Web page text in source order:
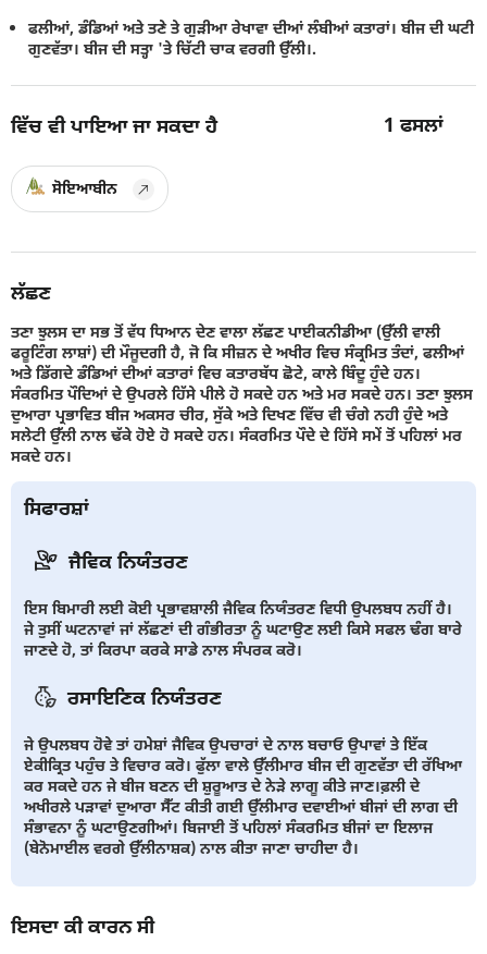
ਫਲੀਆਂ, ਡੰਡਿਆਂ ਅਤੇ ਤਣੇ ਤੇ ਗੁੜੀਆ ਰੇਖਾਵਾ ਦੀਆਂ ਲੰਬੀਆਂ ਕਤਾਰਾਂ। ਬੀਜ ਦੀ ਘਟੀ
ਗੁਣਵੱਤਾ। ਬੀਜ ਦੀ ਸਤ੍ਹਾ 'ਤੇ ਚਿੱਟੀ ਚਾਕ ਵਰਗੀ ਉੱਲੀ।.
ਵਿੱਚ ਵੀ ਪਾਇਆ ਜਾ ਸਕਦਾ ਹੈ 1ਫਸਲਾਂ
ਸੋਇਆਬੀਨ
ਲੱਛਣ
ਤਣਾ ਝੁਲਸ ਦਾ ਸਭ ਤੋਂ ਵੱਧ ਧਿਆਨ ਦੇਣ ਵਾਲਾ ਲੱਛਣ ਪਾਈਕਨੀਡੀਆ (ਉੱਲੀ ਵਾਲੀ
ਫਰੂਟਿੰਗ ਲਾਸ਼ਾਂ) ਦੀ ਮੌਜੂਦਗੀ ਹੈ, ਜੋ ਕਿ ਸੀਜ਼ਨ ਦੇ ਅਖੀਰ ਵਿਚ ਸੰਕ੍ਰਮਿਤ ਤੰਦਾਂ, ਫਲੀਆਂ
ਅਤੇ ਡਿੱਗਦੇ ਡੰਡਿਆਂ ਦੀਆਂ ਕਤਾਰਾਂ ਵਿਚ ਕਤਾਰਬੱਧ ਛੋਟੇ, ਕਾਲੇ ਬਿੰਦੂ ਹੁੰਦੇ ਹਨ।
ਸੰਕਰਮਿਤ ਪੌਦਿਆਂ ਦੇ ਉਪਰਲੇ ਹਿੱਸੇ ਪੀਲੇ ਹੋ ਸਕਦੇ ਹਨ ਅਤੇ ਮਰ ਸਕਦੇ ਹਨ। ਤਣਾ ਝੁਲਸ
ਦੁਆਰਾ ਪ੍ਰਭਾਵਿਤ ਬੀਜ ਅਕਸਰ ਚੀਰ, ਸੁੱਕੇ ਅਤੇ ਦਿਖਣ ਵਿੱਚ ਵੀ ਚੰਗੇ ਨਹੀ ਹੁੰਦੇ ਅਤੇ
ਸਲੇਟੀ ਉੱਲੀ ਨਾਲ ਢੱਕੇ ਹੋਏ ਹੋ ਸਕਦੇ ਹਨ। ਸੰਕਰਮਿਤ ਪੌਦੇ ਦੇ ਹਿੱਸੇ ਸਮੇਂ ਤੋਂ ਪਹਿਲਾਂ ਮਰ
ਸਕਦੇ ਹਨ।
ਸਿਫਾਰਸ਼ਾਂ
ਜੈਵਿਕ ਨਿਯੰਤਰਣ
ਇਸ ਬਿਮਾਰੀ ਲਈ ਕੋਈ ਪ੍ਰਭਾਵਸ਼ਾਲੀ ਜੈਵਿਕ ਨਿਯੰਤਰਣ ਵਿਧੀ ਉਪਲਬਧ ਨਹੀਂ ਹੈ।
ਜੇ ਤੁਸੀਂ ਘਟਨਾਵਾਂ ਜਾਂ ਲੱਛਣਾਂ ਦੀ ਗੰਭੀਰਤਾ ਨੂੰ ਘਟਾਉਣ ਲਈ ਕਿਸੇ ਸਫਲ ਢੰਗ ਬਾਰੇ
ਜਾਣਦੇ ਹੋ, ਤਾਂ ਕਿਰਪਾ ਕਰਕੇ ਸਾਡੇ ਨਾਲ ਸੰਪਰਕ ਕਰੋ।
ਰਸਾਇਣਿਕ ਨਿਯੰਤਰਣ
ਜੇ ਉਪਲਬਧ ਹੋਵੇ ਤਾਂ ਹਮੇਸ਼ਾਂ ਜੈਵਿਕ ਉਪਚਾਰਾਂ ਦੇ ਨਾਲ ਬਚਾਓ ਉਪਾਵਾਂ ਤੇ ਇੱਕ
ਏਕੀਕ੍ਰਿਤ ਪਹੁੰਚ ਤੇ ਵਿਚਾਰ ਕਰੋ। ਫੁੱਲਾ ਵਾਲੇ ਉੱਲੀਮਾਰ ਬੀਜ ਦੀ ਗੁਣਵੱਤਾ ਦੀ ਰੱਖਿਆ
ਕਰ ਸਕਦੇ ਹਨ ਜੇ ਬੀਜ ਬਣਨ ਦੀ ਸ਼ੁਰੂਆਤ ਦੇ ਨੇੜੇ ਲਾਗੂ ਕੀਤੇ ਜਾਣ।ਫ਼ਲੀ ਦੇ
ਅਖੀਰਲੇ ਪੜਾਵਾਂ ਦੁਆਰਾ ਸੈੱਟ ਕੀਤੀ ਗਈ ਉੱਲੀਮਾਰ ਦਵਾਈਆਂ ਬੀਜਾਂ ਦੀ ਲਾਗ ਦੀ
ਸੰਭਾਵਨਾ ਨੂੰ ਘਟਾਉਣਗੀਆਂ। ਬਿਜਾਈ ਤੋਂ ਪਹਿਲਾਂ ਸੰਕਰਮਿਤ ਬੀਜਾਂ ਦਾ ਇਲਾਜ
(ਬੇਨੋਮਾਈਲ ਵਰਗੇ ਉੱਲੀਨਾਸ਼ਕ) ਨਾਲ ਕੀਤਾ ਜਾਣਾ ਚਾਹੀਦਾ ਹੈ।
ਇਸਦਾ ਕੀ ਕਾਰਨ ਸੀ